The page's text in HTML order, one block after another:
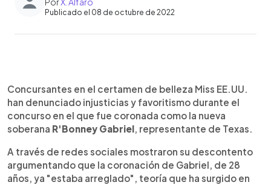
Publicado el 08 de octubre de 2022
Escuchar artículo
Concursantes en el certamen de belleza Miss EE.UU.
han denunciado injusticias y favoritismo durante el
concurso en el que fue coronada como la nueva
soberana R'Bonney Gabriel, representante de Texas.
A través de redes sociales mostraron su descontento
argumentando que la coronación de Gabriel, de 28
años, ya "estaba arreglado", teoría que ha surgido en